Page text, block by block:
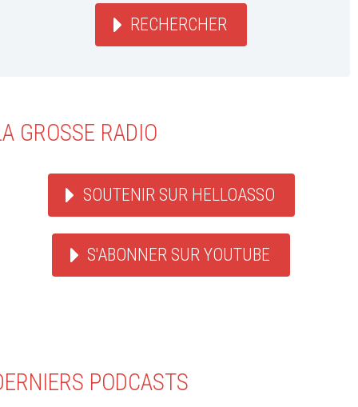
RECHERCHER
GROSSE RADIO
SOUTENIR SUR HELLOASSO
S'ABONNER SUR YOUTUBE
PODCASTS